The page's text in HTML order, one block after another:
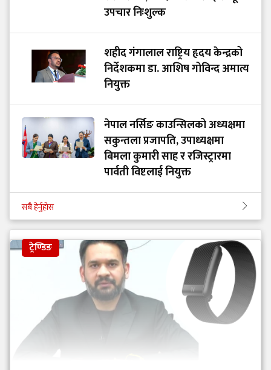
उपचार निःशुल्क
शहीद गंगालाल राष्ट्रिय हृदय केन्द्रको
निर्देशकमा डा. आशिष गोविन्द अमात्य
नियुक्त
नेपाल नर्सिङ काउन्सिलको अध्यक्षमा
सकुन्तला प्रजापति, उपाध्यक्षमा
बिमला कुमारी साह र रजिस्ट्रारमा
पार्वती विष्टलाई नियुक्त
सबै हेर्नुहोस
ट्रेण्डिङ